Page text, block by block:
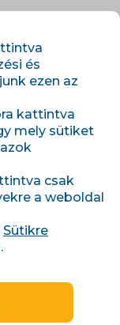
Zboží?
és
ezen az
kattintva
mely sütiket
csak
a weboldal
Sütikre